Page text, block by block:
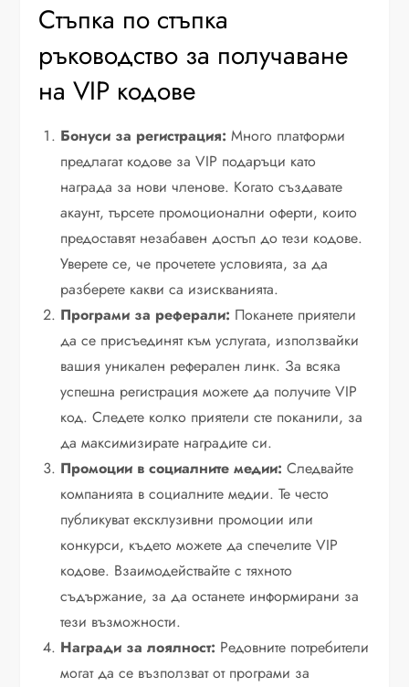
Стъпка по стъпка
ръководство за получаване
на VIP кодове
Бонуси за регистрация: Много платформи
предлагат кодове за VIP подаръци като
награда за нови членове. Когато създавате
акаунт, търсете промоционални оферти, които
предоставят незабавен достъп до тези кодове.
Уверете се, че прочетете условията, за да
разберете какви са изискванията.
Програми за реферали: Поканете приятели
да се присъединят към услугата, използвайки
вашия уникален реферален линк. За всяка
успешна регистрация можете да получите VIP
код. Следете колко приятели сте поканили, за
да максимизирате наградите си.
Промоции в социалните медии: Следвайте
компанията в социалните медии. Те често
публикуват ексклузивни промоции или
конкурси, където можете да спечелите VIP
кодове. Взаимодействайте с тяхното
съдържание, за да останете информирани за
тези възможности.
Награди за лоялност: Редовните потребители
могат да се възползват от програми за